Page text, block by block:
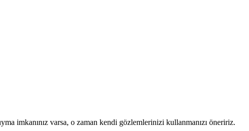
imkanınız varsa, o zaman kendi gözlemlerinizi kullanmanızı öneririz.